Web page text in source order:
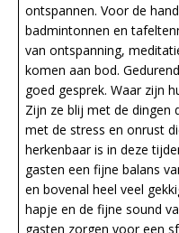
ontspannen. Voor de
badmintonnen en
van ontspanning,
komen aan bod.
goed gesprek. Waar zijn
Zijn ze blij met de dingen
met de stress en onrust
herkenbaar is in deze
gasten een fijne balans
en bovenal heel veel
hapje en de fijne sound
gasten zorgen voor een